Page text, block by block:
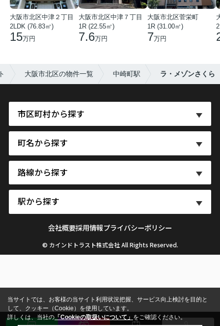
大阪市北区中津２丁目
2LDK (76.83㎡)
15万円
大阪市北区中津７丁目
1R (22.55㎡)
7.6万円
大阪市北区菅栄町
1R (31.00㎡)
7万円
大阪市北区の物件一覧 中崎町駅 ラ・メゾンさくら
市区町村から探す
町名から探す
路線から探す
駅から探す
会社概要採用情報プライバシーポリシー
© カインドトラスト株式会社 All Rights Reserved.
当サイトでは、お客様の当サイト利用状況把握、サービス向上検討を目的と
して、クッキー（Cookie）を使用しています。
詳しくは、当社の「Cookieの取扱いについて」 をご確認ください。